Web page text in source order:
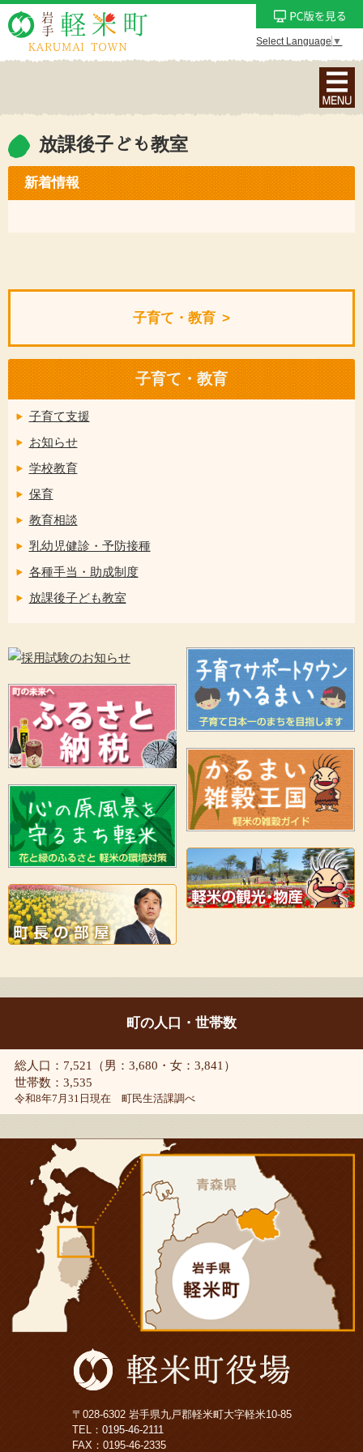
Select Language ▼
ナ
ビ
ョ
ン
放課後子ども教室
新着情報
子育て・教育
子育て・教育
子育て支援
お知らせ
学校教育
保育
教育相談
乳幼児健診・予防接種
各種手当・助成制度
放課後子ども教室
町の人口・世帯数
総人口：7,521（男：3,680・女：3,841）
世帯数：3,535
令和8年7月31日現在 町民生活課調べ
〒028-6302 岩手県九戸郡軽米町大字軽米10-85
TEL： 0195-46-2111
FAX：0195-46-2335